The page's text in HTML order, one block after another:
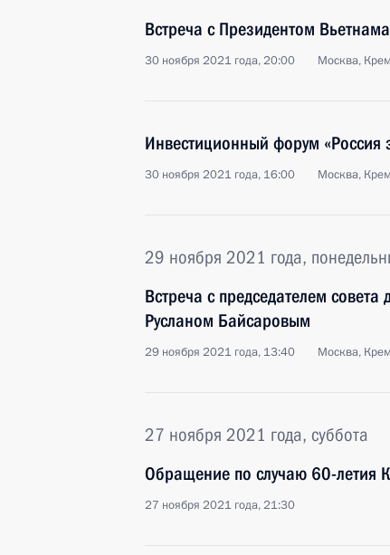
Встреча с Президентом
30 ноября 2021 года, 20:00 Москва,
Инвестиционный форум «Россия
30 ноября 2021 года, 16:00 Москва,
29 ноября 2021 года,
Встреча с председателем
Русланом Байсаровым
29 ноября 2021 года, 13:40 Москва,
27 ноября 2021 года, суббота
Обращение по случаю 60-летия
27 ноября 2021 года, 21:30